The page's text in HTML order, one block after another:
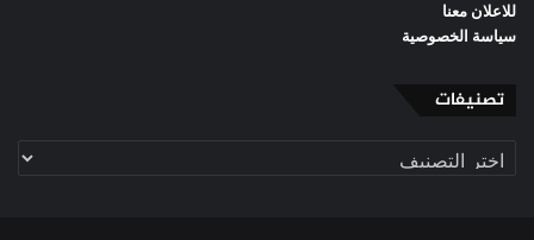
للاعلان معنا
سياسة الخصوصية
تصنيفات
تصنيفات